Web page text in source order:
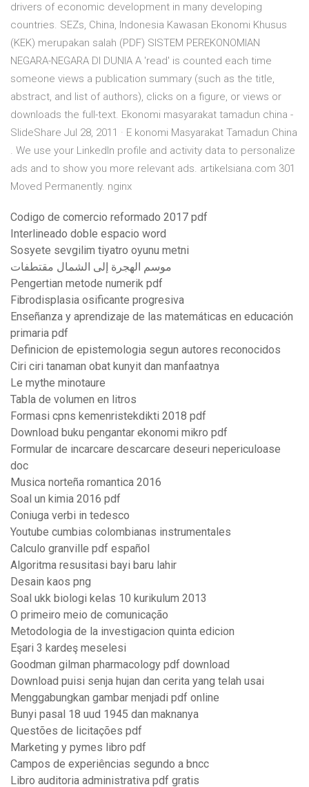
drivers of economic development in many developing
countries. SEZs, China, Indonesia Kawasan Ekonomi Khusus
(KEK) merupakan salah (PDF) SISTEM PEREKONOMIAN
NEGARA-NEGARA DI DUNIA A 'read' is counted each time
someone views a publication summary (such as the title,
abstract, and list of authors), clicks on a figure, or views or
downloads the full-text. Ekonomi masyarakat tamadun china -
SlideShare Jul 28, 2011 · E konomi Masyarakat Tamadun China
. We use your LinkedIn profile and activity data to personalize
ads and to show you more relevant ads. artikelsiana.com 301
Moved Permanently. nginx
Codigo de comercio reformado 2017 pdf
Interlineado doble espacio word
Sosyete sevgilim tiyatro oyunu metni
موسم الهجرة إلى الشمال مقتطفات
Pengertian metode numerik pdf
Fibrodisplasia osificante progresiva
Enseñanza y aprendizaje de las matemáticas en educación
primaria pdf
Definicion de epistemologia segun autores reconocidos
Ciri ciri tanaman obat kunyit dan manfaatnya
Le mythe minotaure
Tabla de volumen en litros
Formasi cpns kemenristekdikti 2018 pdf
Download buku pengantar ekonomi mikro pdf
Formular de incarcare descarcare deseuri nepericuloase
doc
Musica norteña romantica 2016
Soal un kimia 2016 pdf
Coniuga verbi in tedesco
Youtube cumbias colombianas instrumentales
Calculo granville pdf español
Algoritma resusitasi bayi baru lahir
Desain kaos png
Soal ukk biologi kelas 10 kurikulum 2013
O primeiro meio de comunicação
Metodologia de la investigacion quinta edicion
Eşari 3 kardeş meselesi
Goodman gilman pharmacology pdf download
Download puisi senja hujan dan cerita yang telah usai
Menggabungkan gambar menjadi pdf online
Bunyi pasal 18 uud 1945 dan maknanya
Questões de licitações pdf
Marketing y pymes libro pdf
Campos de experiências segundo a bncc
Libro auditoria administrativa pdf gratis